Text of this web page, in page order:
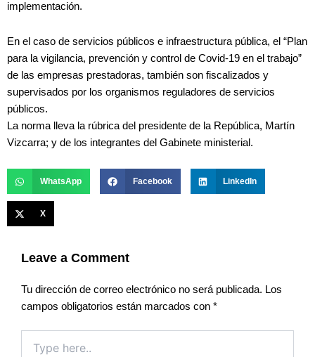
implementación.
En el caso de servicios públicos e infraestructura pública, el “Plan
para la vigilancia, prevención y control de Covid-19 en el trabajo”
de las empresas prestadoras, también son fiscalizados y
supervisados por los organismos reguladores de servicios
públicos.
La norma lleva la rúbrica del presidente de la República, Martín
Vizcarra; y de los integrantes del Gabinete ministerial.
WhatsApp Facebook LinkedIn
X
Leave a Comment
Tu dirección de correo electrónico no será publicada. Los
campos obligatorios están marcados con *
here..